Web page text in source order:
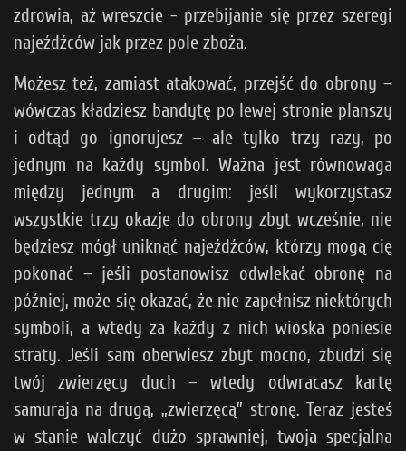
zdrowia, aż wreszcie - przebijanie się przez szeregi
najeźdźców jak przez pole zboża.
Możesz też, zamiast atakować, przejść do obrony –
wówczas kładziesz bandytę po lewej stronie planszy
i odtąd go ignorujesz – ale tylko trzy razy, po
jednym na każdy symbol. Ważna jest równowaga
między jednym a drugim: jeśli wykorzystasz
wszystkie trzy okazje do obrony zbyt wcześnie, nie
będziesz mógł uniknąć najeźdźców, którzy mogą cię
pokonać – jeśli postanowisz odwlekać obronę na
później, może się okazać, że nie zapełnisz niektórych
symboli, a wtedy za każdy z nich wioska poniesie
straty. Jeśli sam oberwiesz zbyt mocno, zbudzi się
twój zwierzęcy duch – wtedy odwracasz kartę
samuraja na drugą, „zwierzęcą” stronę. Teraz jesteś
w stanie walczyć dużo sprawniej, twoja specjalna